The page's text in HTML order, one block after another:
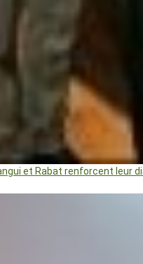
et Rabat renforcent leur